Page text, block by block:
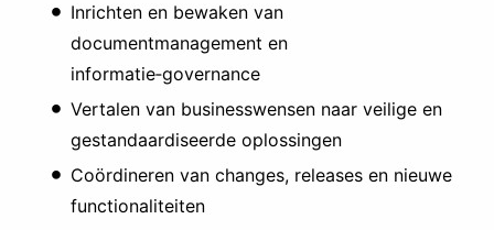
Inrichten en bewaken van
documentmanagement en
informatie‑governance
Vertalen van businesswensen naar veilige en
gestandaardiseerde oplossingen
Coördineren van changes, releases en nieuwe
functionaliteiten